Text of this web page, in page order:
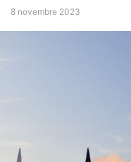
8 novembre 2023